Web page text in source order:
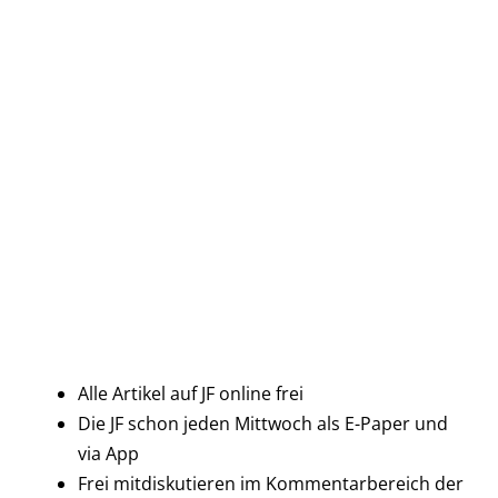
Alle Artikel auf JF online frei
Die JF schon jeden Mittwoch als E-Paper und
via App
Frei mitdiskutieren im Kommentarbereich der